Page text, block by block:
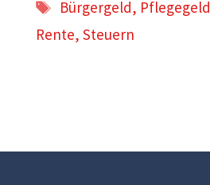
Schlagwörter
Bürgergeld, Pflegegeld
Rente, Steuern